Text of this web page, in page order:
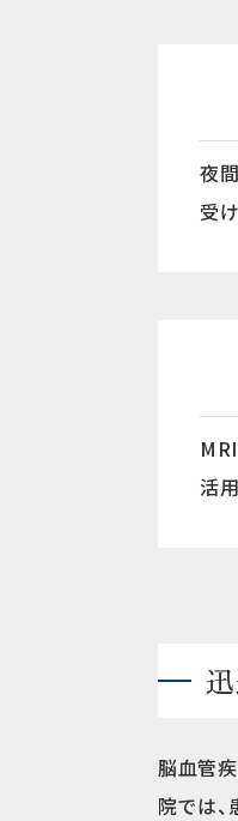
夜
受
活
脳血管
院では